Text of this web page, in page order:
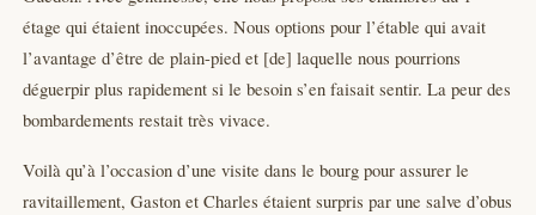
étage qui étaient inoccupées. Nous options pour l’étable qui avait
l’avantage d’être de plain-pied et [de] laquelle nous pourrions
déguerpir plus rapidement si le besoin s’en faisait sentir. La peur des
bombardements restait très vivace.
Voilà qu’à l’occasion d’une visite dans le bourg pour assurer le
ravitaillement, Gaston et Charles étaient surpris par une salve d’obus